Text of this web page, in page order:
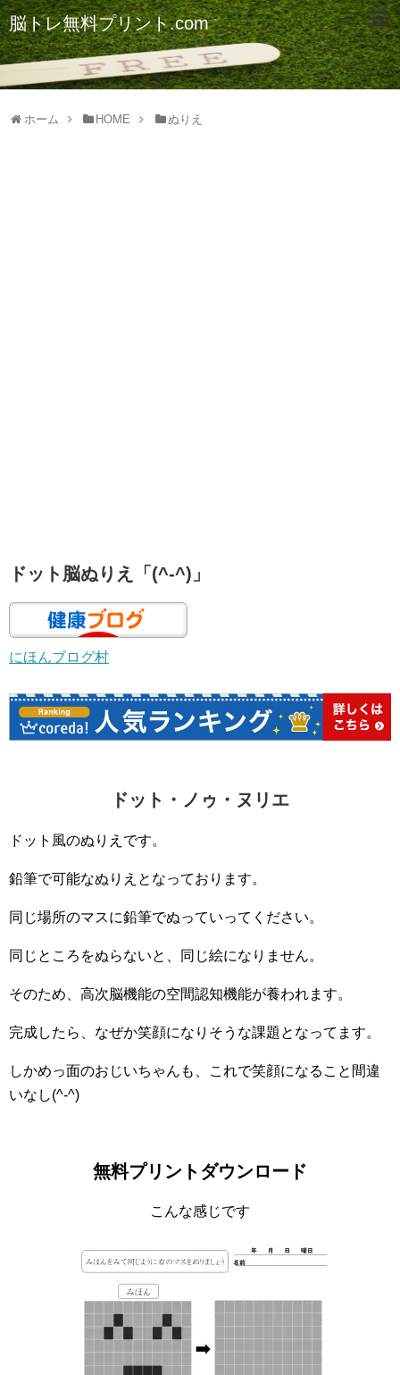
脳トレ無料プリント.com
ホーム HOME ぬりえ
ドット脳ぬりえ「(^-^)」
にほんブログ村
ドット・ノゥ・ヌリエ
ドット風のぬりえです。
鉛筆で可能なぬりえとなっております。
同じ場所のマスに鉛筆でぬっていってください。
同じところをぬらないと、同じ絵になりません。
そのため、高次脳機能の空間認知機能が養われます。
完成したら、なぜか笑顔になりそうな課題となってます。
しかめっ面のおじいちゃんも、これで笑顔になること間違
いなし(^-^)
無料プリントダウンロード
こんな感じです